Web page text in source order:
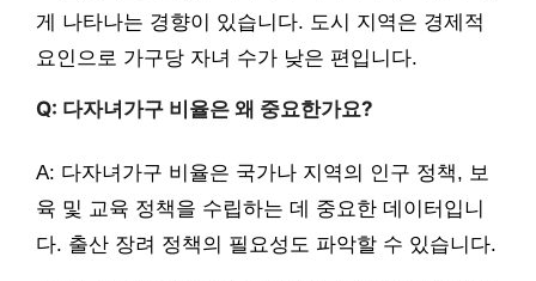
게 나타나는 경향이 있습니다. 도시 지역은 경제적
요인으로 가구당 자녀 수가 낮은 편입니다.
Q: 다자녀가구 비율은 왜 중요한가요?
A: 다자녀가구 비율은 국가나 지역의 인구 정책, 보
육 및 교육 정책을 수립하는 데 중요한 데이터입니
다. 출산 장려 정책의 필요성도 파악할 수 있습니다.